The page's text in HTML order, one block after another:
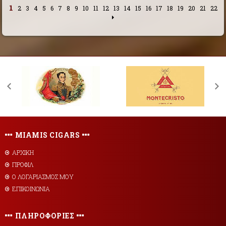
1 2 3 4 5 6 7 8 9 10 11 12 13 14 15 16 17 18 19 20 21 22
MIAMIS CIGARS
ΑΡΧΙΚΗ
ΠΡΟΦΙΛ
Ο ΛΟΓΑΡΙΑΣΜΟΣ ΜΟΥ
ΕΠΙΚΟΙΝΩΝΙΑ
ΠΛΗΡΟΦΟΡΙΕΣ